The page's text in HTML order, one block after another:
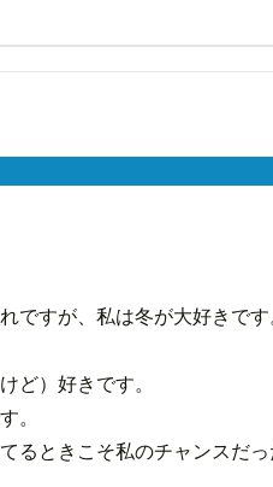
ですが、私は冬が大好きです
ど）好きです。
。
るときこそ私のチャンスだっ